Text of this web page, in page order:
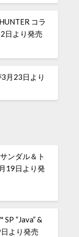
コラ
日より発売
3月23日より
ンダル＆ト
19日より発
“Java” &
より発売